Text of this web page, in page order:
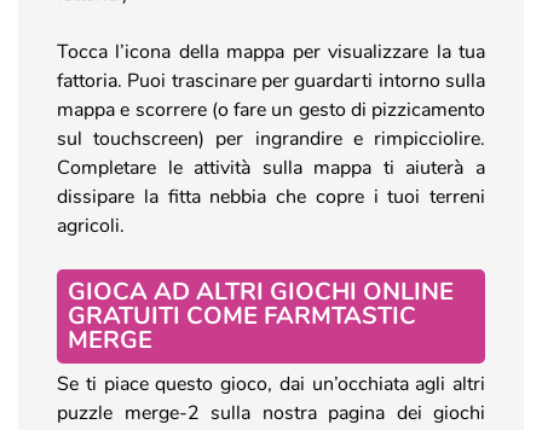
Tocca l’icona della mappa per visualizzare la tua
fattoria. Puoi trascinare per guardarti intorno sulla
mappa e scorrere (o fare un gesto di pizzicamento
sul touchscreen) per ingrandire e rimpicciolire.
Completare le attività sulla mappa ti aiuterà a
dissipare la fitta nebbia che copre i tuoi terreni
agricoli.
GIOCA AD ALTRI GIOCHI ONLINE
GRATUITI COME FARMTASTIC
MERGE
Se ti piace questo gioco, dai un’occhiata agli altri
puzzle merge-2 sulla nostra pagina dei giochi